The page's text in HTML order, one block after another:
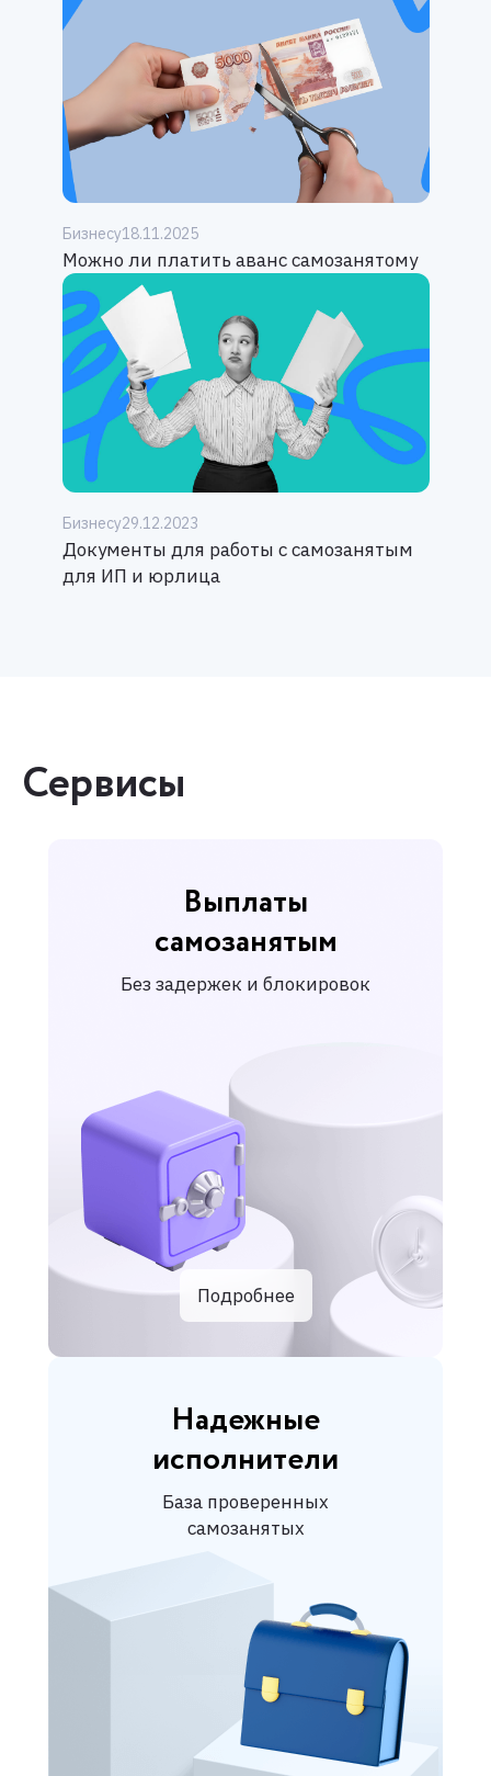
Бизнесу18.11.2025
Можно ли платить аванс самозанятому
Бизнесу29.12.2023
Документы для работы с самозанятым
для ИП и юрлица
Сервисы
Выплаты
самозанятым
Без задержек и блокировок
Подробнее
Надежные
исполнители
База проверенных
самозанятых